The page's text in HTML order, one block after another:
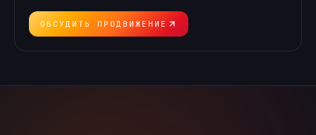
ОБСУДИТЬ ПРОДВИЖЕНИЕ